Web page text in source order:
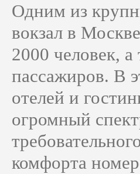
Одним из
вокзал в
2000 человек,
пассажиров. В
отелей и
огромный
комфорта